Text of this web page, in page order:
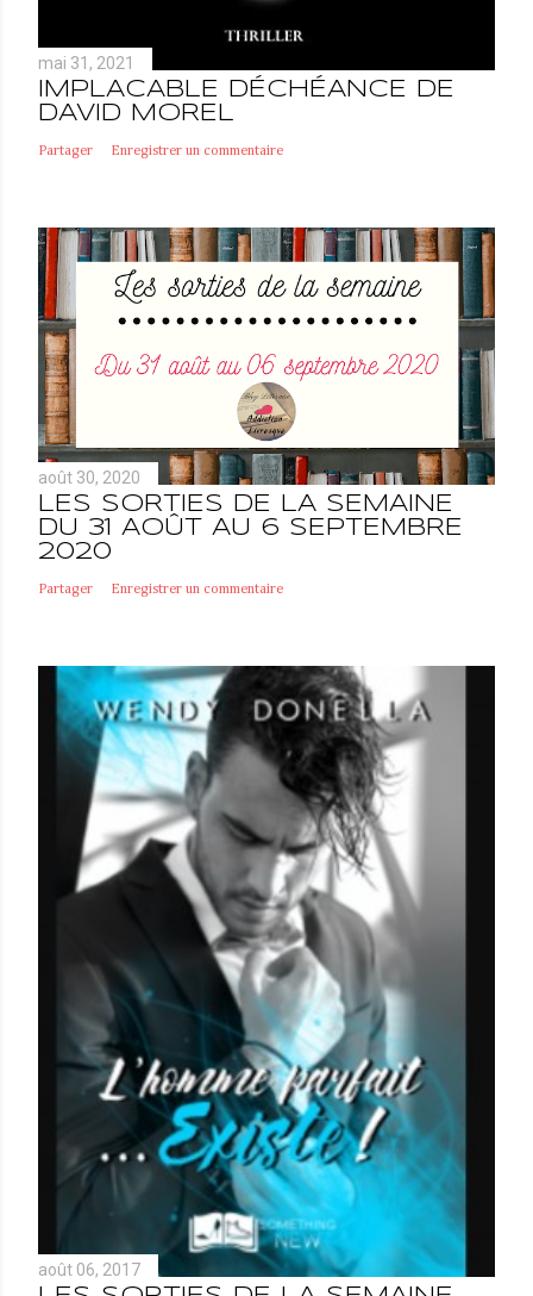
mai 31, 2021
IMPLACABLE DÉCHÉANCE DE
DAVID MOREL
Partager Enregistrer un commentaire
août 30, 2020
LES SORTIES DE LA SEMAINE
DU 31 AOÛT AU 6 SEPTEMBRE
2020
Partager Enregistrer un commentaire
août 06, 2017